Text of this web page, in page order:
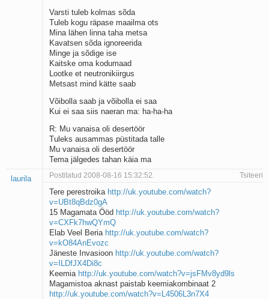
Varsti tuleb kolmas sõda
Tuleb kogu räpase maailma ots
Mina lähen linna taha metsa
Kavatsen sõda ignoreerida
Minge ja sõdige ise
Kaitske oma kodumaad
Lootke et neutronikiirgus
Metsast mind kätte saab
Võibolla saab ja võibolla ei saa
Kui ei saa siis naeran ma: ha-ha-ha
R: Mu vanaisa oli desertöör
Tuleks ausammas püstitada talle
Mu vanaisa oli desertöör
Tema jälgedes tahan käia ma
laurila Postitatud 2008-08-16 15:32:52. Tsiteeri
Tere perestroika http://uk.youtube.com/watch?
v=UBt8qBdz0gA
15 Magamata Ööd http://uk.youtube.com/watch?
v=CXFk7hwQYmQ
Elab Veel Beria http://uk.youtube.com/watch?
v=kO84AnEvozc
Jäneste Invasioon http://uk.youtube.com/watch?
v=ILDfJX4Di8c
Keemia http://uk.youtube.com/watch?v=jsFMv8yd9ls
Magamistoa aknast paistab keemiakombinaat 2
http://uk.youtube.com/watch?v=L4506L3n7X4